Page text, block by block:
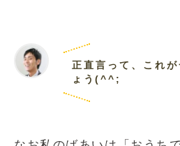
正直言って、これ
ょう(^^;